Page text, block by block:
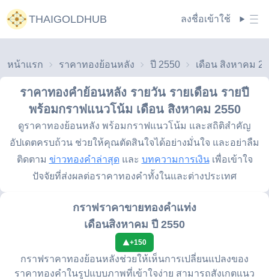
THAIGOLDHUB ลงชื่อเข้าใช้
หน้าแรก ราคาทองย้อนหลัง ปี 2550 เดือน สิงหาคม
ราคาทองคำย้อนหลัง รายวัน รายเดือน รายปี
พร้อมกราฟแนวโน้ม เดือน สิงหาคม 2550
ดูราคาทองย้อนหลัง พร้อมกราฟแนวโน้ม และสถิติสำคัญ
อัปเดตครบถ้วน ช่วยให้คุณตัดสินใจได้อย่างมั่นใจ และอย่าลืม
ติดตาม ข่าวทองคำล่าสุด และ บทความการเงิน เพื่อเข้าใจ
ปัจจัยที่ส่งผลต่อราคาทองคำทั้งในและต่างประเทศ
กราฟราคาขายทองคำแท่ง
เดือนสิงหาคม ปี 2550
+150
กราฟราคาทองย้อนหลังช่วยให้เห็นการเปลี่ยนแปลงของ
ราคาทองคำในรูปแบบภาพที่เข้าใจง่าย สามารถสังเกตแนว